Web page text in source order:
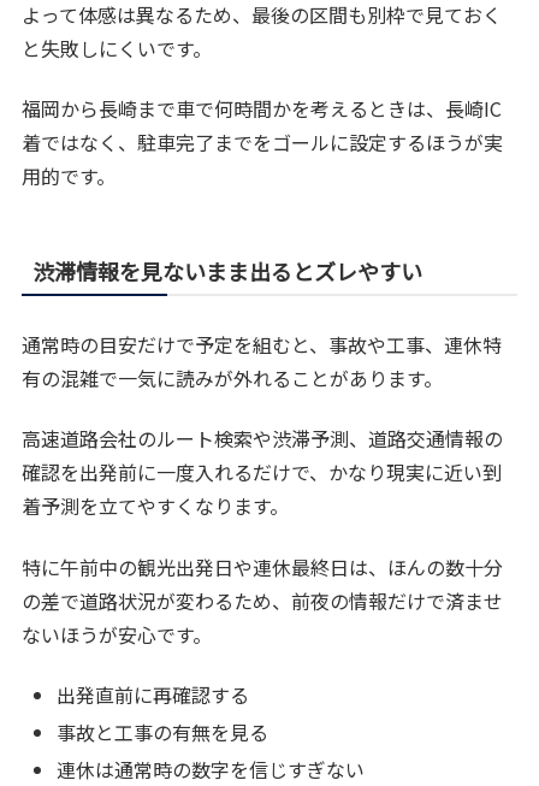
よって体感は異なるため、最後の区間も別枠で見ておく
と失敗しにくいです。
福岡から長崎まで車で何時間かを考えるときは、長崎IC
着ではなく、駐車完了までをゴールに設定するほうが実
用的です。
渋滞情報を見ないまま出るとズレやすい
通常時の目安だけで予定を組むと、事故や工事、連休特
有の混雑で一気に読みが外れることがあります。
高速道路会社のルート検索や渋滞予測、道路交通情報の
確認を出発前に一度入れるだけで、かなり現実に近い到
着予測を立てやすくなります。
特に午前中の観光出発日や連休最終日は、ほんの数十分
の差で道路状況が変わるため、前夜の情報だけで済ませ
ないほうが安心です。
出発直前に再確認する
事故と工事の有無を見る
連休は通常時の数字を信じすぎない